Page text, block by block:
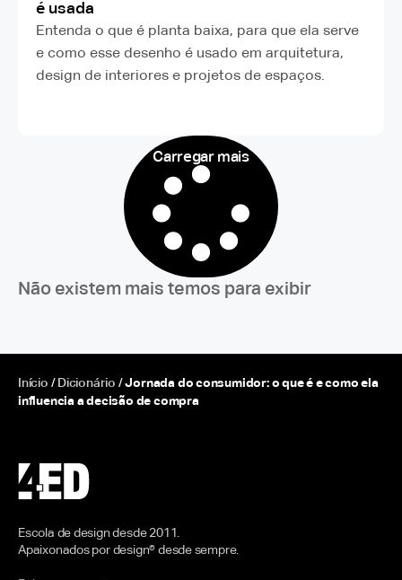
é usada
Entenda o que é planta baixa, para que ela serve
e como esse desenho é usado em arquitetura,
design de interiores e projetos de espaços.
Carregar mais
Não existem mais temos para exibir
Início /Dicionário /Jornada do consumidor: o que é e como ela
influencia a decisão de compra
Escola de design desde 2011.
Apaixonados por design® desde sempre.